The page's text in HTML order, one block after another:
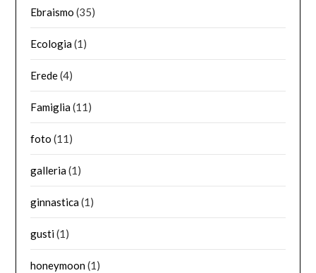
Ebraismo (35)
Ecologia(1)
Erede(4)
Famiglia(11)
foto (11)
galleria(1)
ginnastica(1)
gusti(1)
honeymoon(1)